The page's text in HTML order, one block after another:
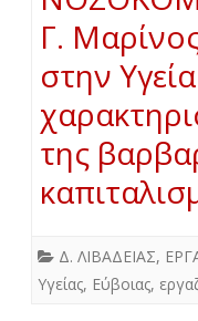
Γ.
στην
της
Δ. ΛΙΒΑΔΕΙΑΣ,
Υγείας, Εύβοιας,